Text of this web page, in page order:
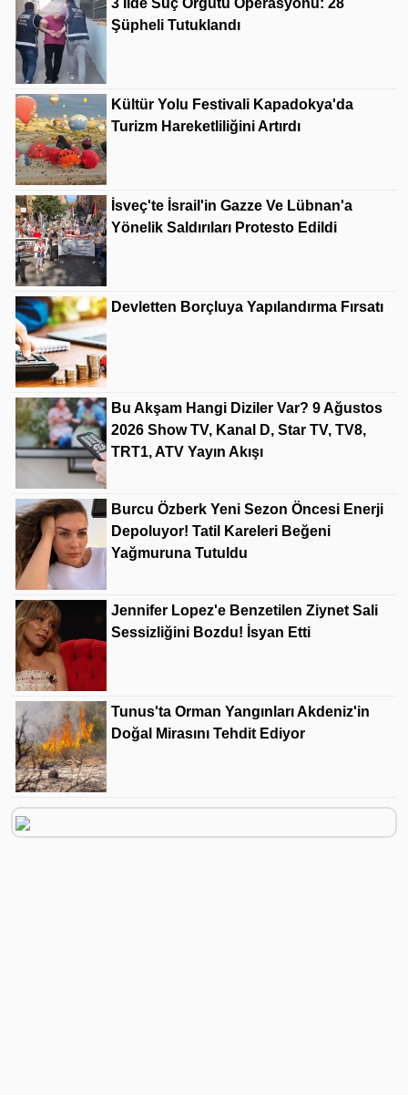
3 Ilde Suç Örgütü Operasyonu: 28
Şüpheli Tutuklandı
Kültür Yolu Festivali Kapadokya'da
Turizm Hareketliliğini Artırdı
İsveç'te İsrail'in Gazze Ve Lübnan'a
Yönelik Saldırıları Protesto Edildi
Devletten Borçluya Yapılandırma Fırsatı
Bu Akşam Hangi Diziler Var? 9 Ağustos
2026 Show TV, Kanal D, Star TV, TV8,
TRT1, ATV Yayın Akışı
Burcu Özberk Yeni Sezon Öncesi Enerji
Depoluyor! Tatil Kareleri Beğeni
Yağmuruna Tutuldu
Jennifer Lopez'e Benzetilen Ziynet Sali
Sessizliğini Bozdu! İsyan Etti
Tunus'ta Orman Yangınları Akdeniz'in
Doğal Mirasını Tehdit Ediyor